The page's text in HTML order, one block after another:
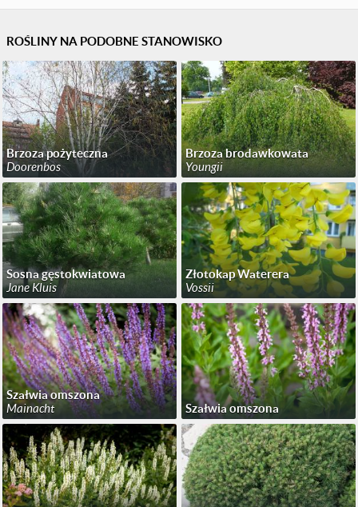
ROŚLINY NA PODOBNE STANOWISKO
Brzoza pożyteczna
Doorenbos
Brzoza brodawkowata
Youngii
Sosna gęstokwiatowa
Jane Kluis
Złotokap Waterera
Vossii
Szałwia omszona
Mainacht
Szałwia omszona